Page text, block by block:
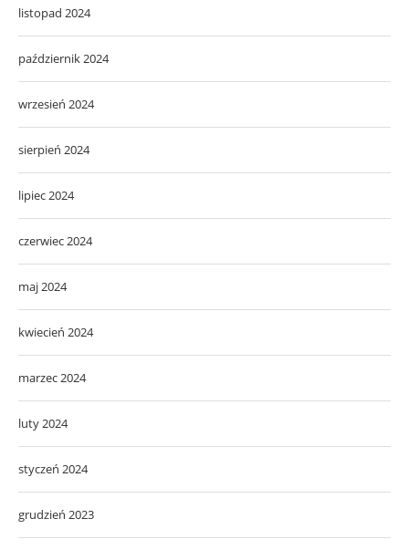
listopad 2024
październik 2024
wrzesień 2024
sierpień 2024
lipiec 2024
czerwiec 2024
maj 2024
kwiecień 2024
marzec 2024
luty 2024
styczeń 2024
grudzień 2023